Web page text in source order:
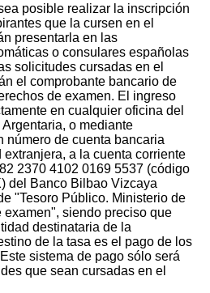
posible realizar la inscripción
que la cursen en el
presentarla en las
o consulares españolas
solicitudes cursadas en el
el comprobante bancario de
de examen. El ingreso
en cualquier oficina del
o mediante
número de cuenta bancaria
a la cuenta corriente
2370 4102 0169 5537 (código
del Banco Bilbao Vizcaya
"Tesoro Público. Ministerio de
examen", siendo preciso que
destinataria de la
de la tasa es el pago de los
sistema de pago sólo será
que sean cursadas en el